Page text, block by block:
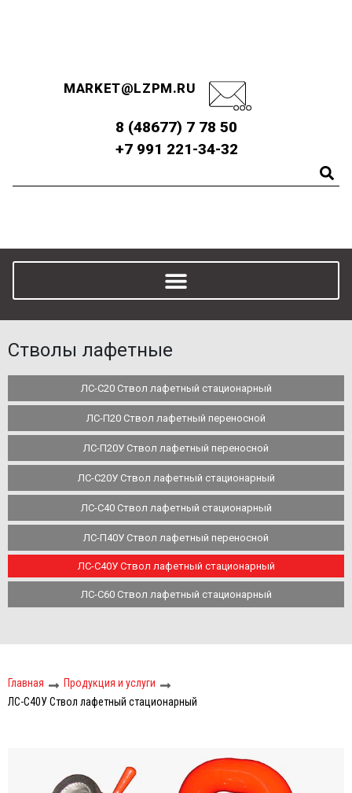
MARKET@LZPM.RU
8 (48677) 7 78 50
+7 991 221-34-32
Стволы лафетные
ЛС-С20 Ствол лафетный стационарный
ЛС-П20 Ствол лафетный переносной
ЛС-П20У Ствол лафетный переносной
ЛС-С20У Ствол лафетный стационарный
ЛС-С40 Ствол лафетный стационарный
ЛС-П40У Ствол лафетный переносной
ЛС-С40У Ствол лафетный стационарный
ЛС-С60 Ствол лафетный стационарный
Главная
Продукция и услуги
ЛС-С40У Ствол лафетный стационарный